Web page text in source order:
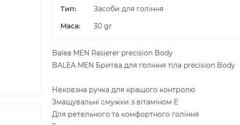
Тип:
Засоби для гоління
Маса: 30 gr
Balea MEN Rasierer precision Body
BALEA MEN Бритва для гоління тіла precision Body
Нековзна ручка для кращого контролю
Змащувальні смужки з вітаміном Е
Для ретельного та комфортного гоління